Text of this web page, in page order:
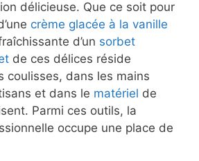
délicieuse. Que ce soit pour
crème glacée à la vanille
d’un sorbet
de ces délices réside
coulisses, dans les mains
et dans le matériel de
Parmi ces outils, la
occupe une place de